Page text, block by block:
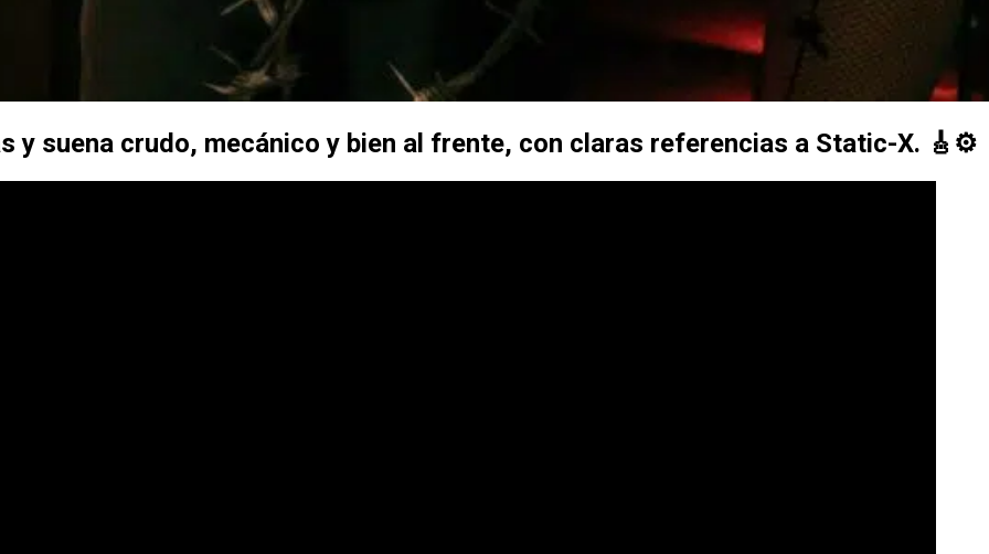
y suena crudo, mecánico y bien al frente, con claras referencias a Static-X. 🎸⚙️